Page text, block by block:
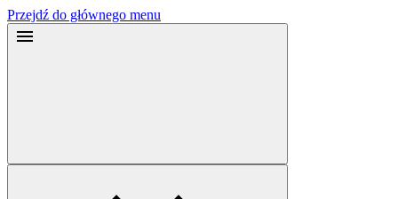
Przejdź do głównego menu